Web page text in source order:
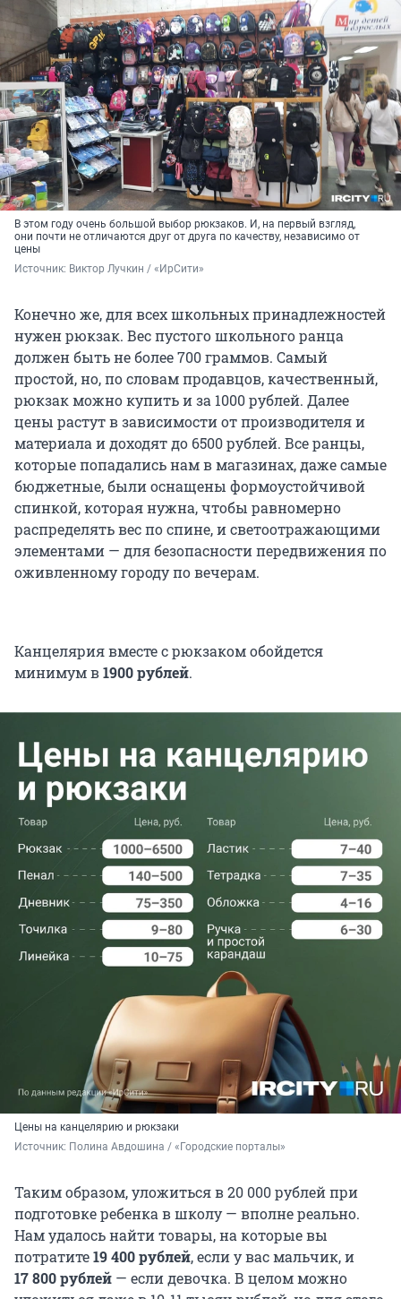
В этом году очень большой выбор рюкзаков. И, на первый взгляд,
они почти не отличаются друг от друга по качеству, независимо от
цены
Источник: Виктор Лучкин / «ИрСити»
Конечно же, для всех школьных принадлежностей
нужен рюкзак. Вес пустого школьного ранца
должен быть не более 700 граммов. Самый
простой, но, по словам продавцов, качественный,
рюкзак можно купить и за 1000 рублей. Далее
цены растут в зависимости от производителя и
материала и доходят до 6500 рублей. Все ранцы,
которые попадались нам в магазинах, даже самые
бюджетные, были оснащены формоустойчивой
спинкой, которая нужна, чтобы равномерно
распределять вес по спине, и светоотражающими
элементами — для безопасности передвижения по
оживленному городу по вечерам.
Канцелярия вместе с рюкзаком обойдется
минимум в1900 рублей.
Цены на канцелярию и рюкзаки
Источник: Полина Авдошина / «Городские порталы»
Таким образом, уложиться в 20 000 рублей при
подготовке ребенка в школу — вполне реально.
Нам удалось найти товары, на которые вы
потратите19 400 рублей, если у вас мальчик, и
17 800рублей — если девочка. В целом можно